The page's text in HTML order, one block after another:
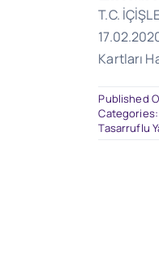
T.C.
Kartları
Published
Categories:
Tasarruflu